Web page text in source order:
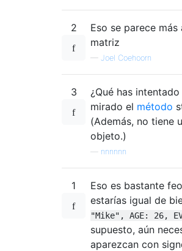
2
Eso se parece
matriz
— Joel Coehoorn
3
¿Qué has
mirado el método
(Además, no tiene
objeto.)
nnnnnn
1
Eso es bastante
estarías igual de
"Mike", AGE: 26,
supuesto, aún
aparezcan con